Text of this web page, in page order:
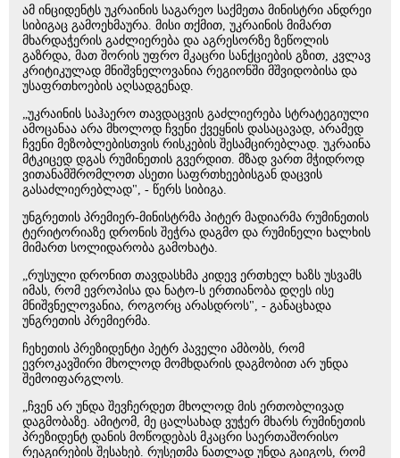
ამ ინციდენტს უკრაინის საგარეო საქმეთა მინისტრი ანდრეი
სიბიგაც გამოეხმაურა. მისი თქმით, უკრაინის მიმართ
მხარდაჭერის გაძლიერება და აგრესორზე ზეწოლის
გაზრდა, მათ შორის უფრო მკაცრი სანქციების გზით, კვლავ
კრიტიკულად მნიშვნელოვანია რეგიონში მშვიდობისა და
უსაფრთხოების აღსადგენად.
„უკრაინის საჰაერო თავდაცვის გაძლიერება სტრატეგიული
ამოცანაა არა მხოლოდ ჩვენი ქვეყნის დასაცავად, არამედ
ჩვენი მეზობლებისთვის რისკების შესამცირებლად. უკრაინა
მტკიცედ დგას რუმინეთის გვერდით. მზად ვართ მჭიდროდ
ვითანამშრომლოთ ასეთი საფრთხეებისგან დაცვის
გასაძლიერებლად", - წერს სიბიგა.
უნგრეთის პრემიერ-მინისტრმა პიტერ მადიარმა რუმინეთის
ტერიტორიაზე დრონის შეჭრა დაგმო და რუმინელი ხალხის
მიმართ სოლიდარობა გამოხატა.
„რუსული დრონით თავდასხმა კიდევ ერთხელ ხაზს უსვამს
იმას, რომ ევროპისა და ნატო-ს ერთიანობა დღეს ისე
მნიშვნელოვანია, როგორც არასდროს", - განაცხადა
უნგრეთის პრემიერმა.
ჩეხეთის პრეზიდენტი პეტრ პაველი ამბობს, რომ
ევროკავშირი მხოლოდ მომხდარის დაგმობით არ უნდა
შემოიფარგლოს.
„ჩვენ არ უნდა შევჩერდეთ მხოლოდ მის ერთობლივად
დაგმობაზე. ამიტომ, მე ცალსახად ვუჭერ მხარს რუმინეთის
პრეზიდენტ დანის მოწოდებას მკაცრი საერთაშორისო
რეაგირების შესახებ. რუსეთმა ნათლად უნდა გაიგოს, რომ